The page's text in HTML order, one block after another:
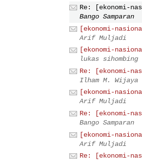
Re: [ekonomi-
Bango Samparan
[ekonomi-
Arif Muljadi
[ekonomi-
lukas sihombing
Re: [ekonomi-
Ilham M. Wijaya
[ekonomi-
Arif Muljadi
Re: [ekonomi-
Bango Samparan
[ekonomi-
Arif Muljadi
Re: [ekonomi-